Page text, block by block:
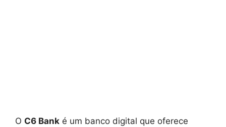
O C6 Bank é um banco digital que oferece